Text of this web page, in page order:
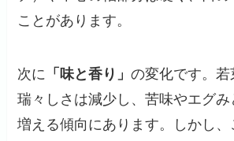
ことがあります。
次に 「味と香り」の変化です。
瑞々しさは減少し、苦味やエグ
増える傾向にあります。しかし、